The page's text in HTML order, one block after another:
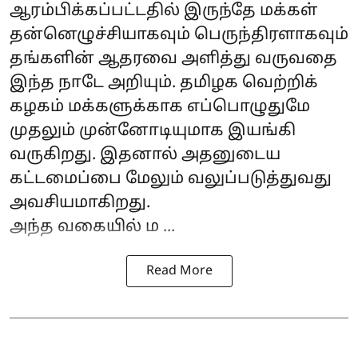
ஆரம்பிக்கப்பட்டதில் இருந்தே மக்கள்
தன்னெழுச்சியாகவும் பெருந்திரளாகவும்
தங்களின் ஆதரவை அளித்து வருவதை
இந்த நாடே அறியும். தமிழக வெற்றிக்
கழகம் மக்களுக்காக எப்பொழுதுமே
முதலும் முன்னோடியுமாக இயங்கி
வருகிறது. இதனால் அதனுடைய
கட்டமைப்பை மேலும் வலுப்படுத்துவது
அவசியமாகிறது.
அந்த வகையில் ம ...
Read More